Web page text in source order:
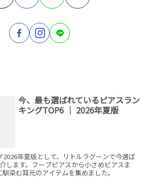
今、最も選ばれているピアスラン
キングTOP6 │ 2026年夏版
年夏版として、リトルラグーンで今選ば
します。フープピアスから小さめピアスま
染む耳元のアイテムを集めました。